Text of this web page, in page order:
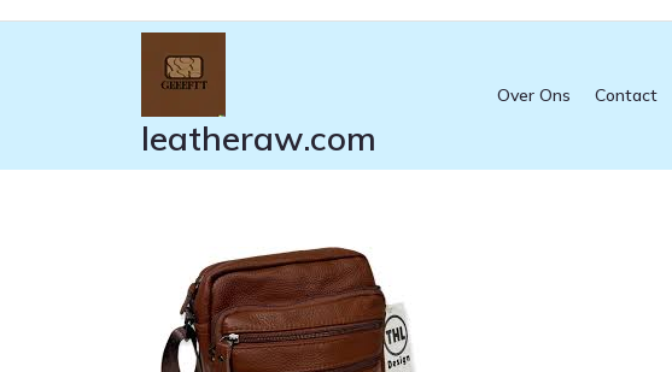
leatheraw.com
Over Ons Contact